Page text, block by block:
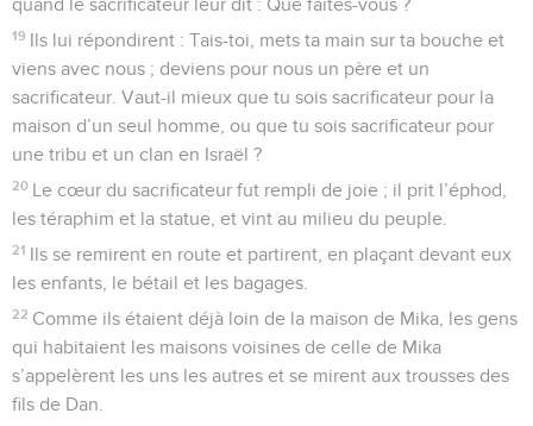
quand le sacrificateur leur dit : Que faites-vous ?
19 Ils lui répondirent : Tais-toi, mets ta main sur ta bouche et
viens avec nous ; deviens pour nous un père et un
sacrificateur. Vaut-il mieux que tu sois sacrificateur pour la
maison d’un seul homme, ou que tu sois sacrificateur pour
une tribu et un clan en Israël ?
20 Le cœur du sacrificateur fut rempli de joie ; il prit l’éphod,
les téraphim et la statue, et vint au milieu du peuple.
21 Ils se remirent en route et partirent, en plaçant devant eux
les enfants, le bétail et les bagages.
22 Comme ils étaient déjà loin de la maison de Mika, les gens
qui habitaient les maisons voisines de celle de Mika
s’appelèrent les uns les autres et se mirent aux trousses des
fils de Dan.